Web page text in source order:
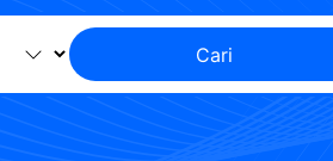
Cari